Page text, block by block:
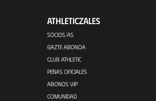
ATHLETICZALES
SOCIOS/AS
GAZTE ABONOA
CLUB ATHLETIC
PEÑAS OFICIALES
ABONOS VIP
COMUNIDAD